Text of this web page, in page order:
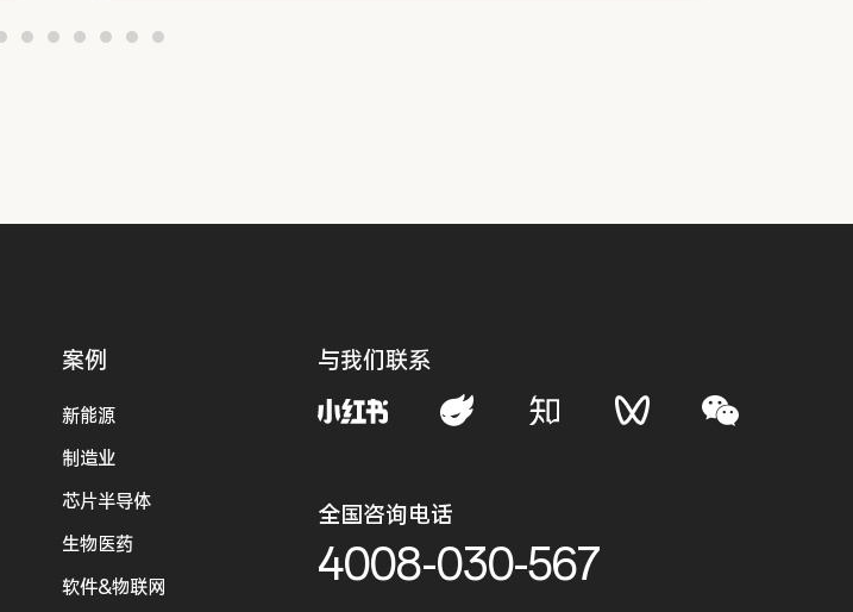
案例
新能源
制造业
芯片半导体
生物医药
软件&物联网
与我们联系
全国咨询电话
4008-030-567